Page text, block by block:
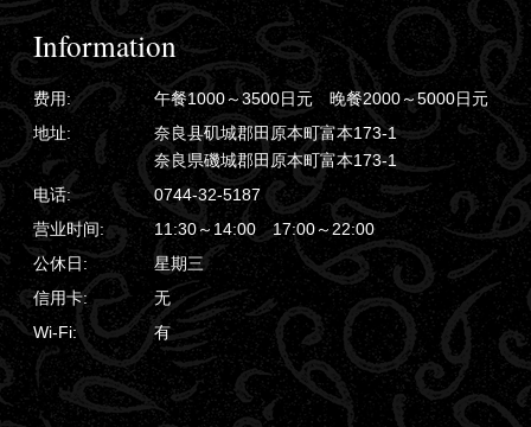
Information
费用:
午餐1000～3500日元 晚餐2000～5000日元
地址:
奈良县矶城郡田原本町富本173-1
奈良県磯城郡田原本町富本173-1
电话:
0744-32-5187
营业时间:
11:30～14:00 17:00～22:00
公休日:
星期三
信用卡:
无
Wi-Fi:
有